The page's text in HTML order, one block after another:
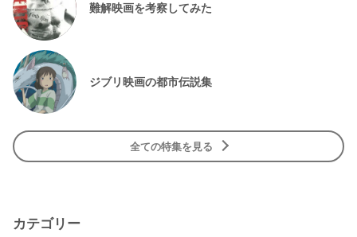
難解映画を考察してみた
ジブリ映画の都市伝説集
全ての特集を見る
カテゴリー